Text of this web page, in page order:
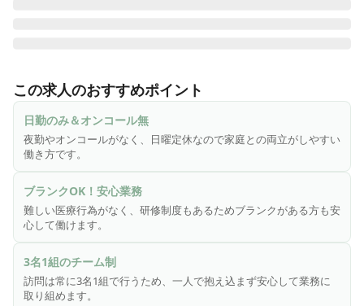
いただきます。
看護師の役割としましてはお客様のご自宅に訪問し簡単な機
材の搬出入および設置、入浴前後のバイタルサイン（身体状
況）お客様の入浴の可否判断、入浴介助をしていただきま
す。
お客様の健康的な入浴のお手伝いにより住み慣れた我が家で
いつまでも生活できるように
お手伝いをしております。難しい医療行為はなくブランクが
あっても安心して働けるお仕事です。日曜定休、夜勤はなく
日勤のみのお仕事ですのでご家族にも安心していただいてお
ります。
この求人のおすすめポイント
日勤のみ＆オンコール無
夜勤やオンコールがなく、日曜定休なので家庭との両立がしやすい
働き方です。
ブランクOK！安心業務
難しい医療行為がなく、研修制度もあるためブランクがある方も安
心して働けます。
3名1組のチーム制
訪問は常に3名1組で行うため、一人で抱え込まず安心して業務に
取り組めます。